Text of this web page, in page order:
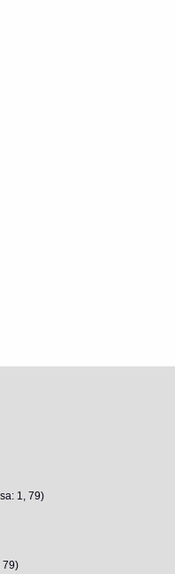
1, 79)
79)